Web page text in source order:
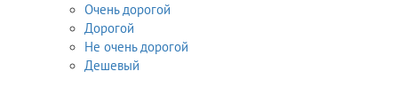
Очень дорогой
Дорогой
Не очень дорогой
Дешевый